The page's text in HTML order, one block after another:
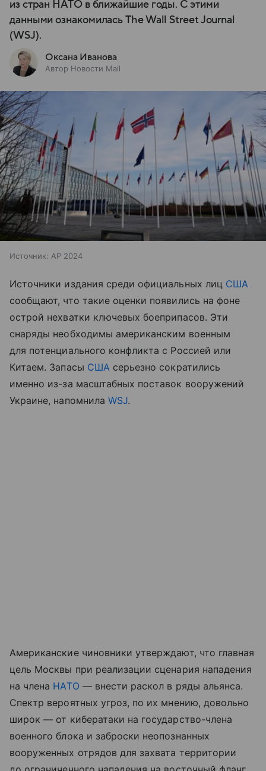
из стран НАТО в ближайшие годы. С этими
данными ознакомилась The Wall Street Journal
(WSJ).
Оксана Иванова
Автор Новости Mail
Источник: AP 2024
Источники издания среди официальных лиц США
сообщают, что такие оценки появились на фоне
острой нехватки ключевых боеприпасов. Эти
снаряды необходимы американским военным
для потенциального конфликта с Россией или
Китаем. Запасы СШАсерьезно сократились
именно из-за масштабных поставок вооружений
Украине, напомнила WSJ.
Американские чиновники утверждают, что главная
цель Москвы при реализации сценария нападения
на члена НАТО — внести раскол в ряды альянса.
Спектр вероятных угроз, по их мнению, довольно
широк — от кибератаки на государство-члена
военного блока и заброски неопознанных
вооруженных отрядов для захвата территории